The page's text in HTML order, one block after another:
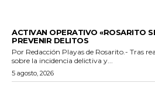
ACTIVAN OPERATIVO «ROSARITO
PREVENIR DELITOS
Por Redacción Playas de Rosarito.- Tras realizar un análisis detallado
sobre la incidencia delictiva y...
5 agosto, 2026